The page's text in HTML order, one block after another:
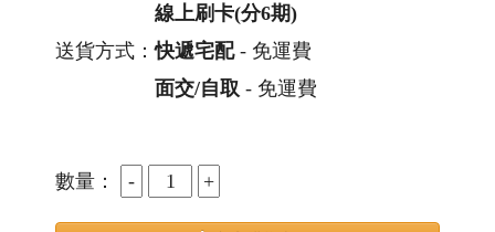
線上刷卡(分6期)
送貨方式：快遞宅配- 免運費
面交/自取 - 免運費
數量：